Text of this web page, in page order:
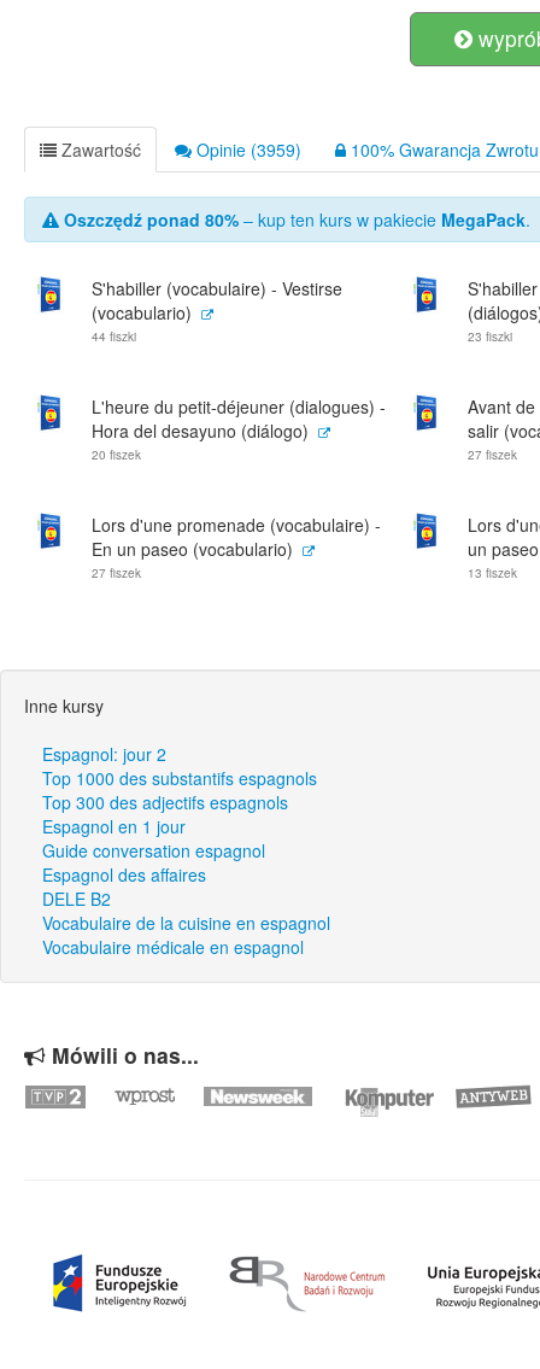
Zawartość Opinie (3959) 100% Gwarancja
Oszczędź ponad 80% – kup ten kurs w pakiecie MegaPack.
S'habiller (vocabulaire) - Vestirse
(vocabulario)
44 fiszki 23 fiszki
L'heure du petit-déjeuner (dialogues) -
Hora del desayuno (diálogo)
20 fiszek
Avant
salir
27 fiszek
Lors d'une promenade (vocabulaire) -
En un paseo (vocabulario)
27 fiszek
Lors
un
13 fiszek
Inne kursy
Espagnol: jour 2
Top 1000 des substantifs espagnols
Top 300 des adjectifs espagnols
Espagnol en 1 jour
Guide conversation espagnol
Espagnol des affaires
DELE B2
Vocabulaire de la cuisine en espagnol
Vocabulaire médicale en espagnol
Mówili o nas...